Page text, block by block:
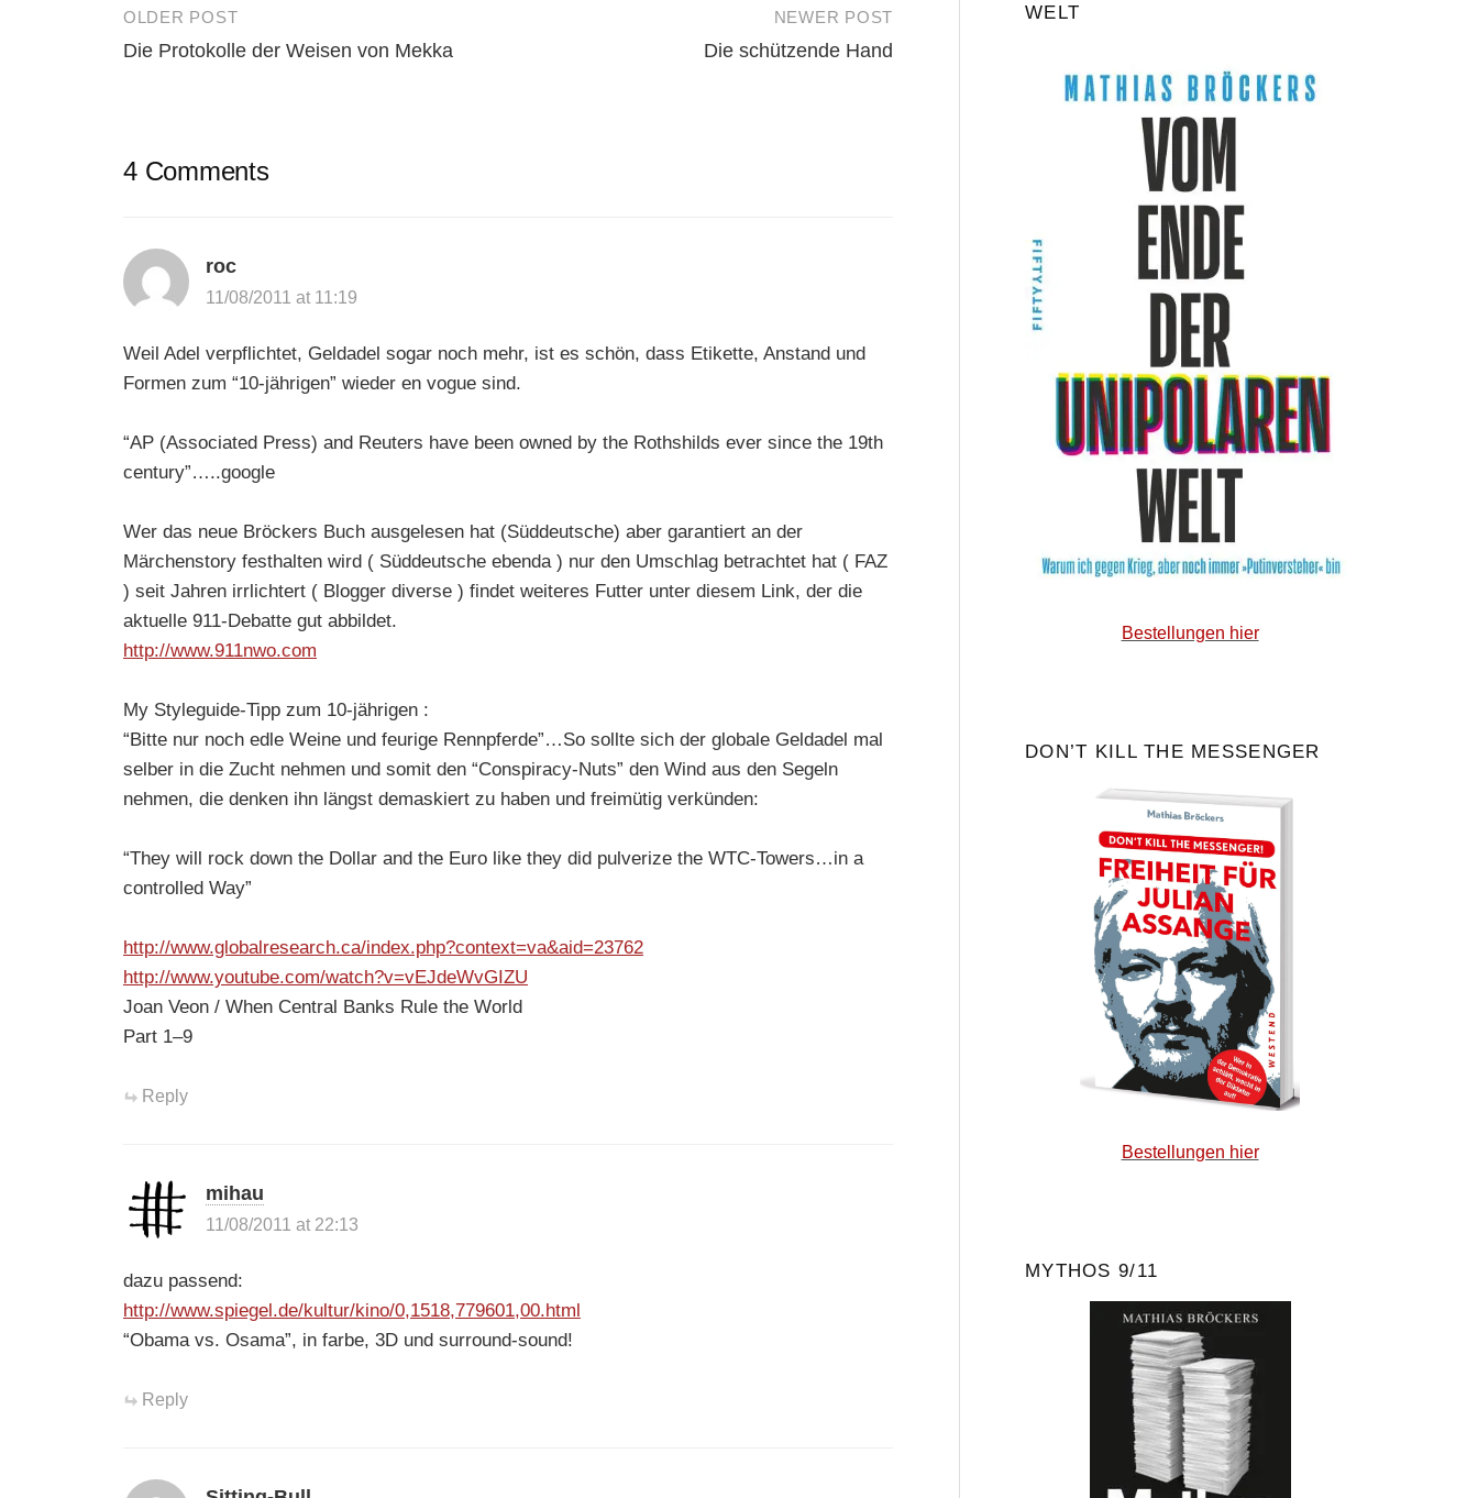
Post
OLDER POST
Die Protokolle der Weisen von Mekka
NEWER POST
Die schützende Hand
4 Comments
roc
11/08/2011 at 11:19
Weil Adel verpflichtet, Geldadel sogar noch mehr, ist es schön, dass Etikette, Anstand und
Formen zum “10-jährigen” wieder en vogue sind.
“AP (Associated Press) and Reuters have been owned by the Rothshilds ever since the 19th
century”…..google
Wer das neue Bröckers Buch ausgelesen hat (Süddeutsche) aber garantiert an der
Märchenstory festhalten wird ( Süddeutsche ebenda ) nur den Umschlag betrachtet hat ( FAZ
) seit Jahren irrlichtert ( Blogger diverse ) findet weiteres Futter unter diesem Link, der die
aktuelle 911-Debatte gut abbildet.
http://www.911nwo.com
My Styleguide-Tipp zum 10-jährigen :
“Bitte nur noch edle Weine und feurige Rennpferde”…So sollte sich der globale Geldadel mal
selber in die Zucht nehmen und somit den “Conspiracy-Nuts” den Wind aus den Segeln
nehmen, die denken ihn längst demaskiert zu haben und freimütig verkünden:
“They will rock down the Dollar and the Euro like they did pulverize the WTC-Towers…in a
controlled Way”
http://www.globalresearch.ca/index.php?context=va&aid=23762
http://www.youtube.com/watch?v=vEJdeWvGIZU
Joan Veon / When Central Banks Rule the World
Part 1–9
Reply
mihau
11/08/2011 at 22:13
dazu passend:
http://www.spiegel.de/kultur/kino/0,1518,779601,00.html
“Obama vs. Osama”, in farbe, 3D und surround-sound!
Reply
WELT
Bestellungen hier
DON’T KILL THE MESSENGER
Bestellungen hier
MYTHOS 9/11